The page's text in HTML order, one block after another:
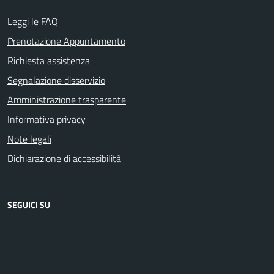
Leggi le FAQ
Prenotazione Appuntamento
Richiesta assistenza
Segnalazione disservizio
Amministrazione trasparente
Informativa privacy
Note legali
Dichiarazione di accessibilità
SEGUICI SU